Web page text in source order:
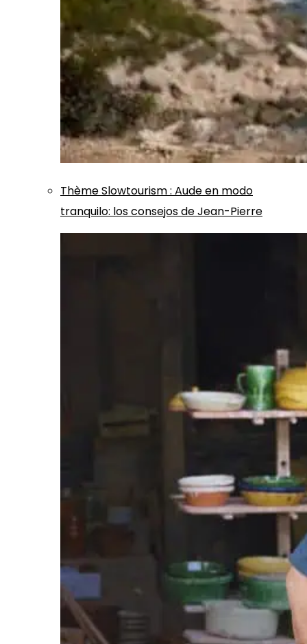
ThèmeSlowtourism: Aude en modo
tranquilo: los consejos de Jean-Pierre